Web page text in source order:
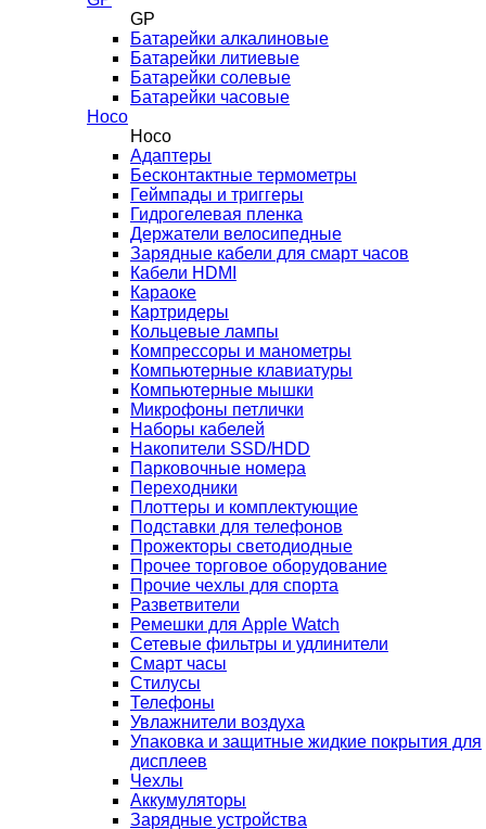
GP
Батарейки алкалиновые
Батарейки литиевые
Батарейки солевые
Батарейки часовые
Hoco
Hoco
Адаптеры
Бесконтактные термометры
Геймпады и триггеры
Гидрогелевая пленка
Держатели велосипедные
Зарядные кабели для смарт часов
Кабели HDMI
Караоке
Картридеры
Кольцевые лампы
Компрессоры и манометры
Компьютерные клавиатуры
Компьютерные мышки
Микрофоны петлички
Наборы кабелей
Накопители SSD/HDD
Парковочные номера
Переходники
Плоттеры и комплектующие
Подставки для телефонов
Прожекторы светодиодные
Прочее торговое оборудование
Прочие чехлы для спорта
Разветвители
Ремешки для Apple Watch
Сетевые фильтры и удлинители
Смарт часы
Стилусы
Телефоны
Увлажнители воздуха
Упаковка и защитные жидкие покрытия для
дисплеев
Чехлы
Аккумуляторы
Зарядные устройства